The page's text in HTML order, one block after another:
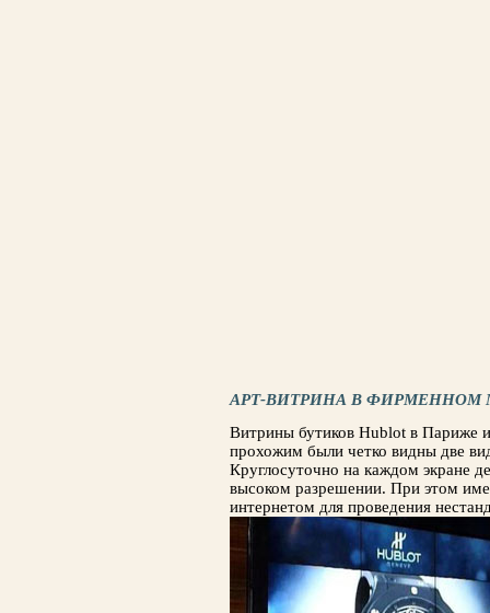
АРТ-ВИТРИНА В ФИРМЕННОМ
Витрины бутиков Hublot в Париже
прохожим были четко видны две
Круглосуточно на каждом экране
высоком разрешении. При этом
интернетом для проведения